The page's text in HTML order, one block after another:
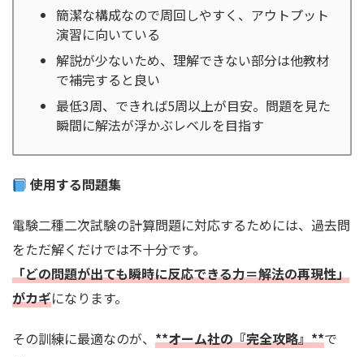
簡潔な構成なので周回しやすく、アウトプット
演習に向いている
解説が少ないため、理解できない部分は他教材
で補完すると良い
最低3周、できれば5周以上が目安。問題を見た
瞬間に解法が浮かぶレベルを目指す
使用する問題集
電験二種二次試験の計算問題に対応するためには、過去問
をただ解くだけでは不十分です。
「どの問題が出ても瞬時に反応できる力＝解法の再現性」
がカギになります。
その訓練に最適なのが、 **オーム社の『完全攻略』**で